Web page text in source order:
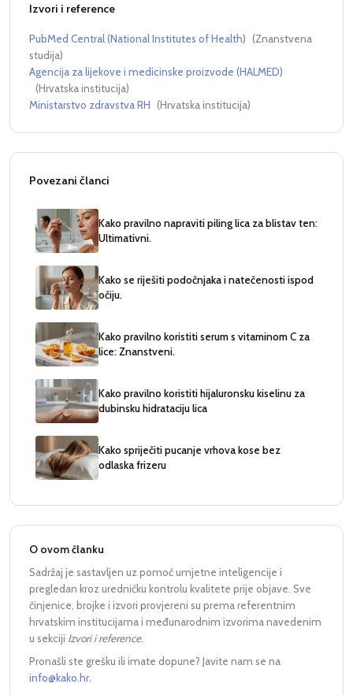
Izvori i reference
PubMed Central (National Institutes of Health) (Znanstvena
studija)
Agencija za lijekove i medicinske proizvode (HALMED)
(Hrvatska institucija)
Ministarstvo zdravstva RH (Hrvatska institucija)
Povezani članci
Kako pravilno napraviti piling lica za blistav ten:
Ultimativni.
Kako se riješiti podočnjaka i natečenosti ispod
očiju.
Kako pravilno koristiti serum s vitaminom C za
lice: Znanstveni.
Kako pravilno koristiti hijaluronsku kiselinu za
dubinsku hidrataciju lica
Kako spriječiti pucanje vrhova kose bez
odlaska frizeru
O ovom članku
Sadržaj je sastavljen uz pomoć umjetne inteligencije i
pregledan kroz uredničku kontrolu kvalitete prije objave. Sve
činjenice, brojke i izvori provjereni su prema referentnim
hrvatskim institucijama i međunarodnim izvorima navedenim
u sekciji Izvori i reference.
Pronašli ste grešku ili imate dopune? Javite nam se na
info@kako.hr.